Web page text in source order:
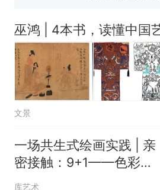
官方通报
热 “不想干了
似南京大学
传，院方回
任院长一职
源；曾用手绘
巫鸿 | 4本书，读懂中国
文景
一场共生式绘画实践 | 亲
密接触：9+1——色彩如
何在798马树青狭小工作
库艺术